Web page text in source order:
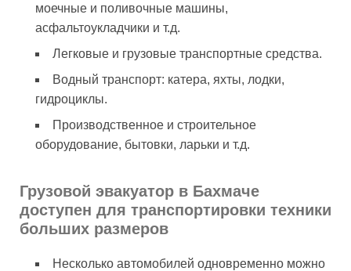
моечные и поливочные машины,
асфальтоукладчики и т.д.
Легковые и грузовые транспортные средства.
Водный транспорт: катера, яхты, лодки,
гидроциклы.
Производственное и строительное
оборудование, бытовки, ларьки и т.д.
Грузовой эвакуатор в Бахмаче
доступен для транспортировки техники
больших размеров
Несколько автомобилей одновременно можно